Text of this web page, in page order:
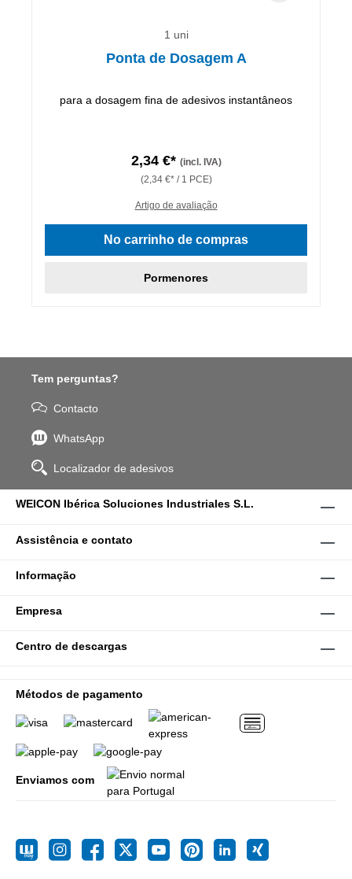
1 uni
Ponta de Dosagem A
para a dosagem fina de adesivos instantâneos
2,34 €* (incl. IVA)
(2,34 €* / 1 PCE)
Artigo de avaliação
No carrinho de compras
Pormenores
Tem perguntas?
Contacto
WhatsApp
Localizador de adesivos
WEICON Ibérica Soluciones Industriales S.L.
Assistência e contato
Informação
Empresa
Centro de descargas
Métodos de pagamento
Enviamos com